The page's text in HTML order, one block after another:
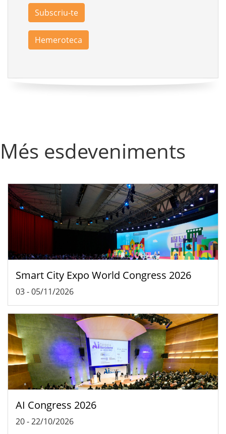
Subscriu-te
Hemeroteca
Més esdeveniments
Smart City Expo World Congress 2026
03-05/11/2026
AI Congress 2026
20-22/10/2026